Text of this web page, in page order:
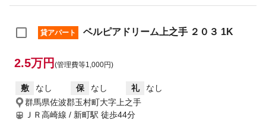
貸アパート ベルピアドリーム上之手 ２０３ 1K
2.5万円 (管理費等1,000円)
敷 なし 保 なし 礼
なし
群馬県佐波郡玉村町大字上之手
ＪＲ高崎線 / 新町駅 徒歩44分